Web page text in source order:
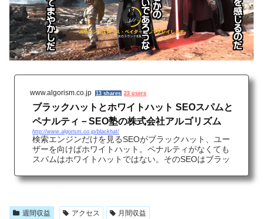
www.algorism.co.jp 13 shares 23 users
ブラックハットとホワイトハット SEOスパムと
ペナルティ－SEO塾の株式会社アルゴリズム
http://www.algorism.co.jp/blackhat/
検索エンジンだけを見るSEOがブラックハット、ユー
ザーを向けばホワイトハット。ペナルティがなくても
スパムはホワイトハットではない。そのSEOはブラッ
週間収益 アクセス 月間収益